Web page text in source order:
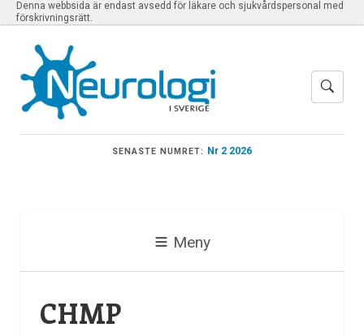
Denna webbsida är endast avsedd för läkare och sjukvårdspersonal med
förskrivningsrätt.
SENASTE NUMRET: Nr 2 2026
Meny
CHMP